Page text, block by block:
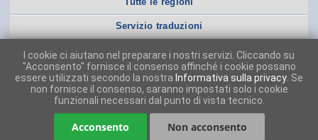
Servizio traduzioni
I cookie ci aiutano nel preparare i nostri servizi. Cliccando su
"Acconsento" fornisce il consenso affinché i cookie possano
essere utilizzati secondo la nostra Informativa sulla privacy . Se
non fornisce il consenso, saranno impostati solo i cookie
funzionali necessari dal punto di vista tecnico.